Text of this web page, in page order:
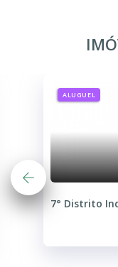
ALUGUEL
7° Distrito